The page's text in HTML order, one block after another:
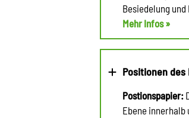
Besiedelung
Mehr Infos »
Positionen des
Postionspapier:
Ebene innerhalb